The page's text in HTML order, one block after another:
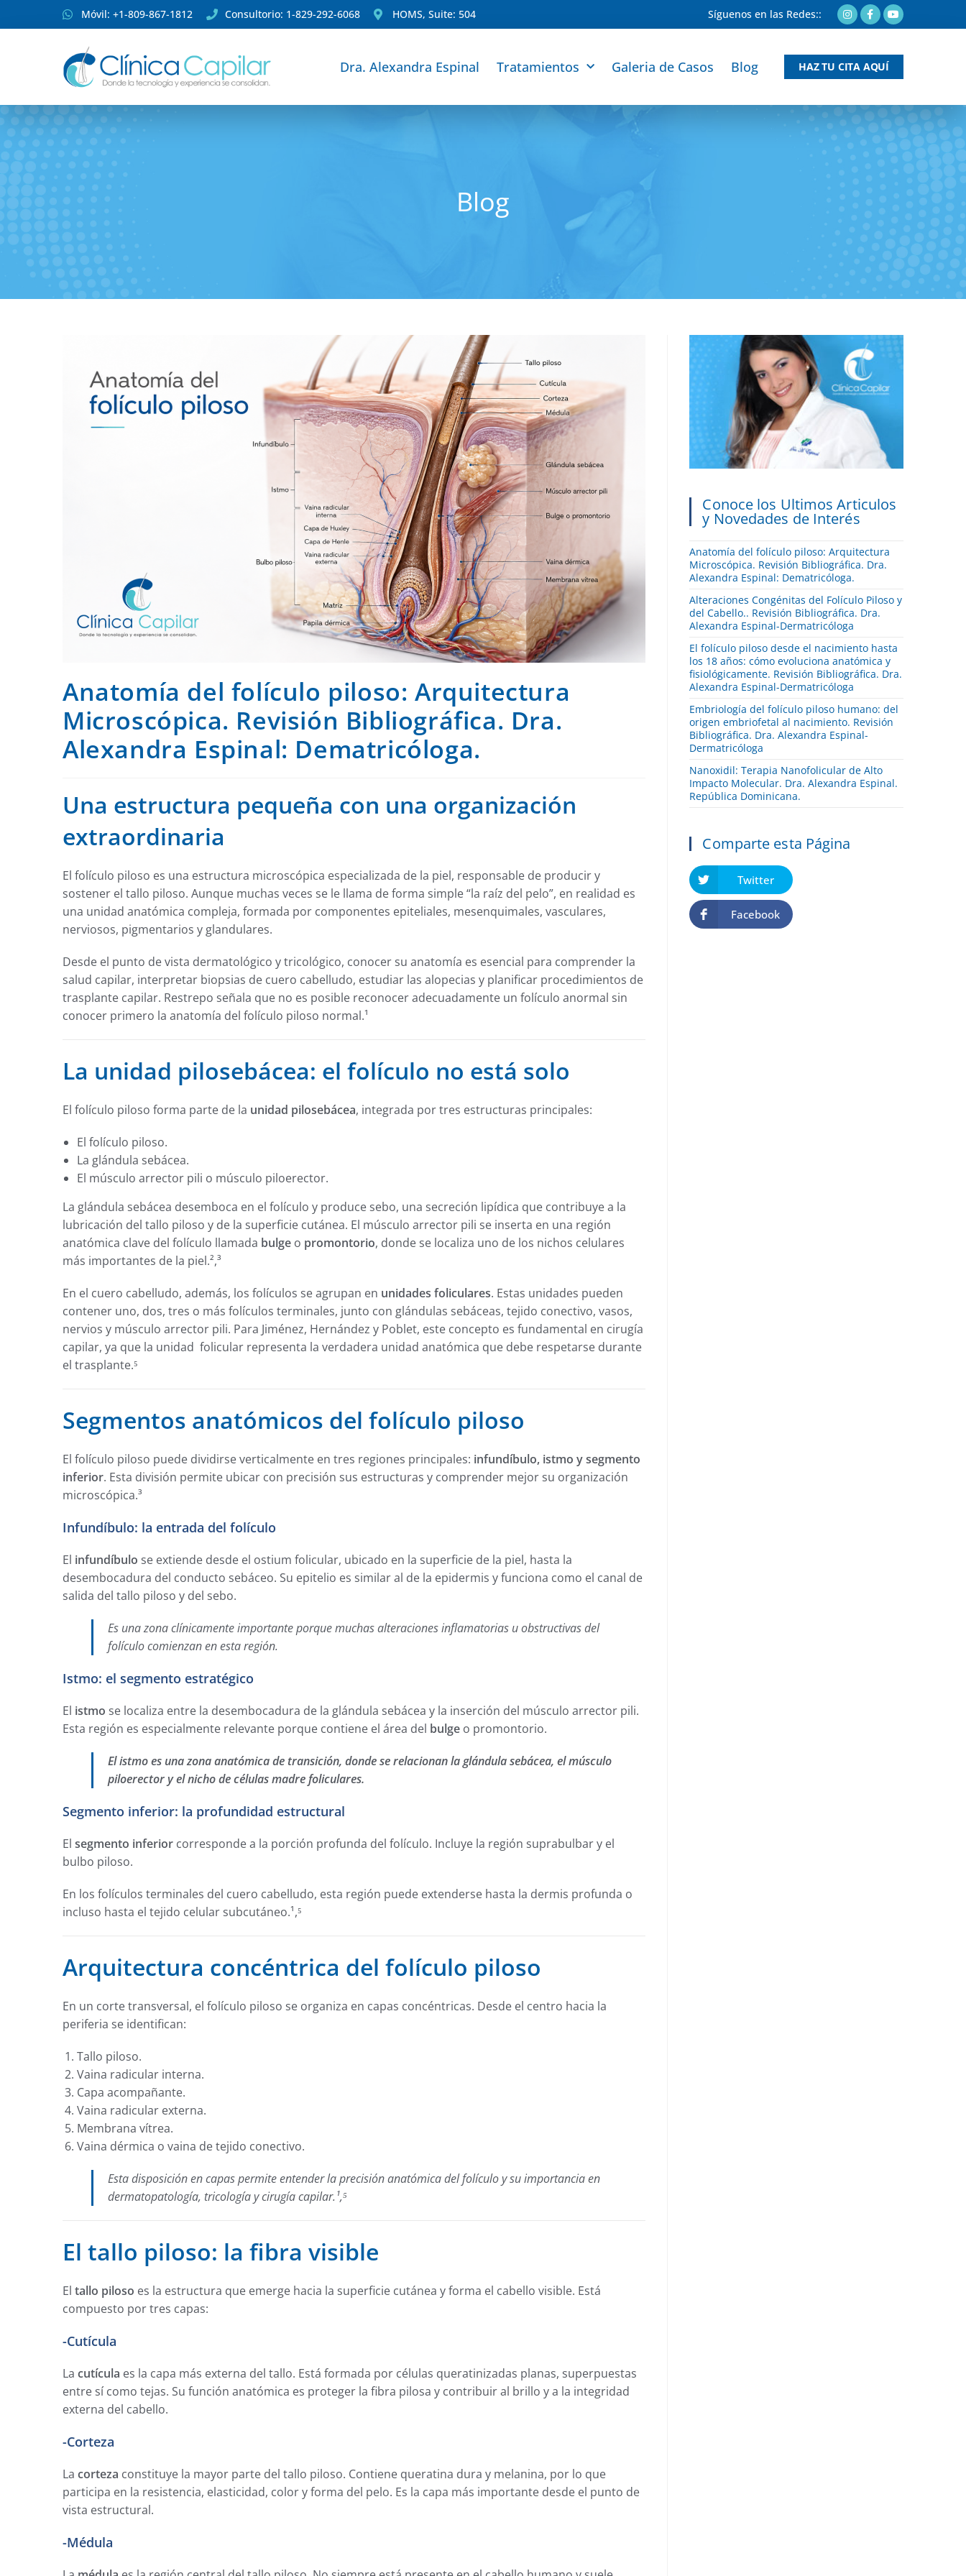
Móvil: +1-809-867-1812 Consultorio: 1-829-292-6068 HOMS, Suite: 504 Síguenos en las Redes::
Dra. Alexandra Espinal Tratamientos Galeria de Casos Blog HAZ TU CITA AQUÍ
Blog
Anatomía del folículo piloso: Arquitectura
Microscópica. Revisión Bibliográfica. Dra.
Alexandra Espinal: Dematricóloga.
Una estructura pequeña con una organización
extraordinaria
El folículo piloso es una estructura microscópica especializada de la piel, responsable de producir y
sostener el tallo piloso. Aunque muchas veces se le llama de forma simple “la raíz del pelo”, en realidad es
una unidad anatómica compleja, formada por componentes epiteliales, mesenquimales, vasculares,
nerviosos, pigmentarios y glandulares.
Desde el punto de vista dermatológico y tricológico, conocer su anatomía es esencial para comprender la
salud capilar, interpretar biopsias de cuero cabelludo, estudiar las alopecias y planificar procedimientos de
trasplante capilar. Restrepo señala que no es posible reconocer adecuadamente un folículo anormal sin
conocer primero la anatomía del folículo piloso normal.¹
La unidad pilosebácea: el folículo no está solo
El folículo piloso forma parte de la unidad pilosebácea, integrada por tres estructuras principales:
El folículo piloso.
La glándula sebácea.
El músculo arrector pili o músculo piloerector.
La glándula sebácea desemboca en el folículo y produce sebo, una secreción lipídica que contribuye a la
lubricación del tallo piloso y de la superficie cutánea. El músculo arrector pili se inserta en una región
anatómica clave del folículo llamada bulge o promontorio, donde se localiza uno de los nichos celulares
más importantes de la piel.²,³
En el cuero cabelludo, además, los folículos se agrupan en unidades foliculares. Estas unidades pueden
contener uno, dos, tres o más folículos terminales, junto con glándulas sebáceas, tejido conectivo, vasos,
nervios y músculo arrector pili. Para Jiménez, Hernández y Poblet, este concepto es fundamental en cirugía
capilar, ya que la unidad folicular representa la verdadera unidad anatómica que debe respetarse durante
el trasplante.⁵
Segmentos anatómicos del folículo piloso
El folículo piloso puede dividirse verticalmente en tres regiones principales: infundíbulo, istmo y segmento
inferior. Esta división permite ubicar con precisión sus estructuras y comprender mejor su organización
microscópica.³
Infundíbulo: la entrada del folículo
El infundíbulo se extiende desde el ostium folicular, ubicado en la superficie de la piel, hasta la
desembocadura del conducto sebáceo. Su epitelio es similar al de la epidermis y funciona como el canal de
salida del tallo piloso y del sebo.
Es una zona clínicamente importante porque muchas alteraciones inflamatorias u obstructivas del
folículo comienzan en esta región.
Istmo: el segmento estratégico
El istmo se localiza entre la desembocadura de la glándula sebácea y la inserción del músculo arrector pili.
Esta región es especialmente relevante porque contiene el área del bulge o promontorio.
El istmo es una zona anatómica de transición, donde se relacionan la glándula sebácea, el músculo
piloerector y el nicho de células madre foliculares.
Segmento inferior: la profundidad estructural
El segmento inferior corresponde a la porción profunda del folículo. Incluye la región suprabulbar y el
bulbo piloso.
En los folículos terminales del cuero cabelludo, esta región puede extenderse hasta la dermis profunda o
incluso hasta el tejido celular subcutáneo.¹,⁵
Arquitectura concéntrica del folículo piloso
En un corte transversal, el folículo piloso se organiza en capas concéntricas. Desde el centro hacia la
periferia se identifican:
Tallo piloso.
Vaina radicular interna.
Capa acompañante.
Vaina radicular externa.
Membrana vítrea.
Vaina dérmica o vaina de tejido conectivo.
Esta disposición en capas permite entender la precisión anatómica del folículo y su importancia en
dermatopatología, tricología y cirugía capilar.¹,⁵
El tallo piloso: la fibra visible
El tallo piloso es la estructura que emerge hacia la superficie cutánea y forma el cabello visible. Está
compuesto por tres capas:
-Cutícula
La cutícula es la capa más externa del tallo. Está formada por células queratinizadas planas, superpuestas
entre sí como tejas. Su función anatómica es proteger la fibra pilosa y contribuir al brillo y a la integridad
externa del cabello.
-Corteza
La corteza constituye la mayor parte del tallo piloso. Contiene queratina dura y melanina, por lo que
participa en la resistencia, elasticidad, color y forma del pelo. Es la capa más importante desde el punto de
vista estructural.
-Médula
Conoce los Ultimos Articulos
y Novedades de Interés
Anatomía del folículo piloso: Arquitectura
Microscópica. Revisión Bibliográfica. Dra.
Alexandra Espinal: Dematricóloga.
Alteraciones Congénitas del Folículo Piloso y
del Cabello.. Revisión Bibliográfica. Dra.
Alexandra Espinal-Dermatricóloga
El folículo piloso desde el nacimiento hasta
los 18 años: cómo evoluciona anatómica y
fisiológicamente. Revisión Bibliográfica. Dra.
Alexandra Espinal-Dermatricóloga
Embriología del folículo piloso humano: del
origen embriofetal al nacimiento. Revisión
Bibliográfica. Dra. Alexandra Espinal-
Dermatricóloga
Nanoxidil: Terapia Nanofolicular de Alto
Impacto Molecular. Dra. Alexandra Espinal.
República Dominicana.
Comparte esta Página
Twitter
Facebook